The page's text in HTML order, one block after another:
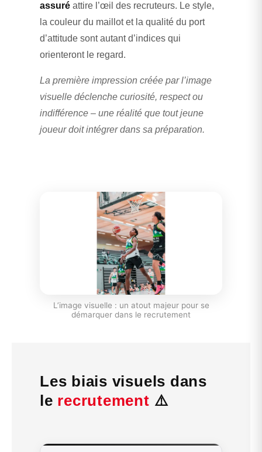
assuré attire l’œil des recruteurs. Le style,
la couleur du maillot et la qualité du port
d’attitude sont autant d’indices qui
orienteront le regard.
La première impression créée par l’image
visuelle déclenche curiosité, respect ou
indifférence – une réalité que tout jeune
joueur doit intégrer dans sa préparation.
L’image visuelle : un atout majeur pour se
démarquer dans le recrutement
Les biais visuels dans
le recrutement ⚠️